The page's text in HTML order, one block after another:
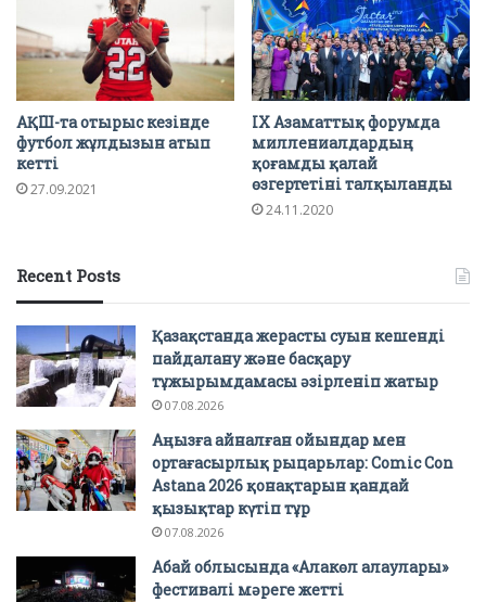
АҚШ-та отырыс кезінде
футбол жұлдызын атып
кетті
27.09.2021
IX Азаматтық форумда
миллениалдардың
қоғамды қалай
өзгертетіні талқыланды
24.11.2020
Recent Posts
Қазақстанда жерасты суын кешенді
пайдалану және басқару
тұжырымдамасы әзірленіп жатыр
07.08.2026
Аңызға айналған ойындар мен
ортағасырлық рыцарьлар: Comic Con
Astana 2026 қонақтарын қандай
қызықтар күтіп тұр
07.08.2026
Абай облысында «Алакөл алаулары»
фестивалі мәреге жетті